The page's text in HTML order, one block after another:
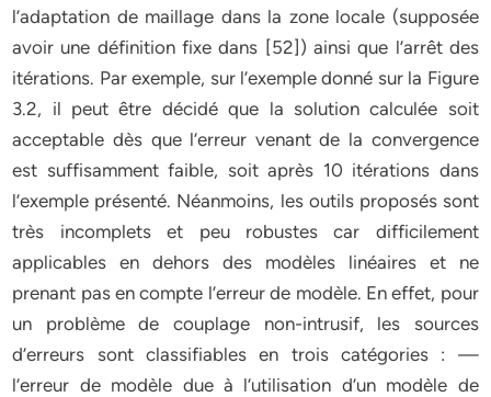
l’adaptation de maillage dans la zone locale (supposée
avoir une définition fixe dans [52]) ainsi que l’arrêt des
itérations. Par exemple, sur l’exemple donné sur la Figure
3.2, il peut être décidé que la solution calculée soit
acceptable dès que l’erreur venant de la convergence
est suffisamment faible, soit après 10 itérations dans
l’exemple présenté. Néanmoins, les outils proposés sont
très incomplets et peu robustes car difficilement
applicables en dehors des modèles linéaires et ne
prenant pas en compte l’erreur de modèle. En effet, pour
un problème de couplage non-intrusif, les sources
d’erreurs sont classifiables en trois catégories : —
l’erreur de modèle due à l’utilisation d’un modèle de